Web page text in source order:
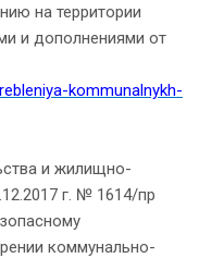
на территории
и дополнениями от
kommunalnykh-
и жилищно-
г. № 1614/пр
коммунально-